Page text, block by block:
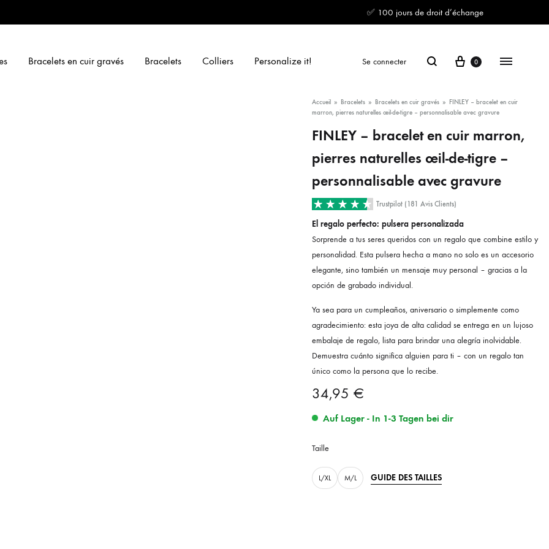
✅ 100 jours de droit d’échange
Bracelets en cuir gravés Bracelets Colliers Personalize it! Se connecter Recherche Panier
0 Menu
Accueil » Bracelets » Bracelets en cuir gravés » FINLEY – bracelet en cuir
marron, pierres naturelles œil-de-tigre – personnalisable avec gravure
FINLEY – bracelet en cuir marron,
pierres naturelles œil-de-tigre –
personnalisable avec gravure
Trustpilot (181 Avis Clients)
El regalo perfecto: pulsera personalizada
Sorprende a tus seres queridos con un regalo que combine estilo y
personalidad. Esta pulsera hecha a mano no solo es un accesorio
elegante, sino también un mensaje muy personal – gracias a la
opción de grabado individual.
Ya sea para un cumpleaños, aniversario o simplemente como
agradecimiento: esta joya de alta calidad se entrega en un lujoso
embalaje de regalo, lista para brindar una alegría inolvidable.
Demuestra cuánto significa alguien para ti – con un regalo tan
único como la persona que lo recibe.
34,95 €
Auf Lager - In 1-3 Tagen bei dir
Taille
L/XL M/L GUIDE DES TAILLES